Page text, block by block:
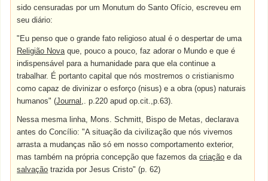
sido censuradas por um Monutum do Santo Ofício, escreveu em
seu diário:
"Eu penso que o grande fato religioso atual é o despertar de uma
Religião Novaque, pouco a pouco, faz adorar o Mundo e que é
indispensável para a humanidade para que ela continue a
trabalhar. É portanto capital que nós mostremos o cristianismo
como capaz de divinizar o esforço (nisus) e a obra (opus) naturais
humanos" (Journal ,. p.220 apud op.cit.,p.63).
Nessa mesma linha, Mons. Schmitt, Bispo de Metas, declarava
antes do Concílio: "A situação da civilização que nós vivemos
arrasta a mudanças não só em nosso comportamento exterior,
mas também na própria concepção que fazemos dacriação e da
salvação trazida por Jesus Cristo" (p. 62)